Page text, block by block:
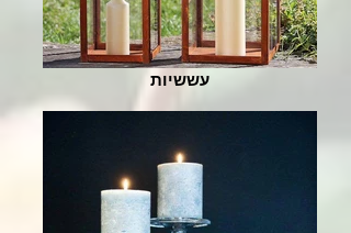
עששיות